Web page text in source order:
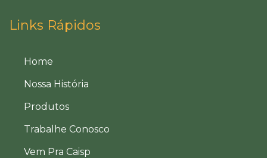
Links Rápidos
Home
Nossa História
Produtos
Trabalhe Conosco
Vem Pra Caisp